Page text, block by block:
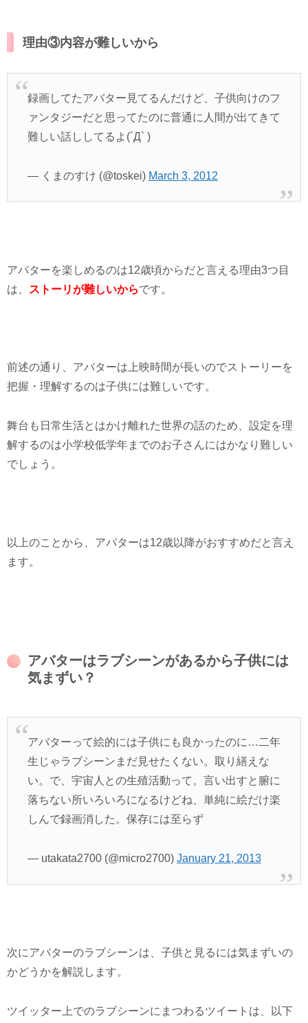
理由③内容が難しいから
録画してたアバター見てるんだけど、子供向けのフ
ァンタジーだと思ってたのに普通に人間が出てきて
難しい話ししてるよ(´Д` )
— くまのすけ (@toskei) March 3, 2012
アバターを楽しめるのは12歳頃からだと言える理由3つ目
は、
ストーリが難しいからです。
前述の通り、アバターは上映時間が長いのでストーリーを
把握・理解するのは子供には難しいです。
舞台も日常生活とはかけ離れた世界の話のため、設定を理
解するのは小学校低学年までのお子さんにはかなり難しい
でしょう。
以上のことから、アバターは12歳以降がおすすめだと言え
ます。
アバターはラブシーンがあるから子供には
気まずい？
アバターって絵的には子供にも良かったのに…二年
生じゃラブシーンまだ見せたくない。取り繕えな
い。で、宇宙人との生殖活動って。言い出すと腑に
落ちない所いろいろになるけどね、単純に絵だけ楽
しんで録画消した。保存には至らず
— utakata2700 (@micro2700) January 21, 2013
次にアバターのラブシーンは、子供と見るには気まずいの
かどうかを解説します。
ツイッター上でのラブシーンにまつわるツイートは、以下